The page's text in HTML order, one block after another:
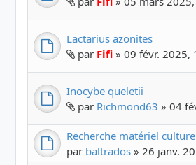
Lactarius azonites
par Fifi » 09 févr. 2025,
Inocybe queletii
par Richmond63 » 04
Recherche matériel
par baltrados » 26 janv.